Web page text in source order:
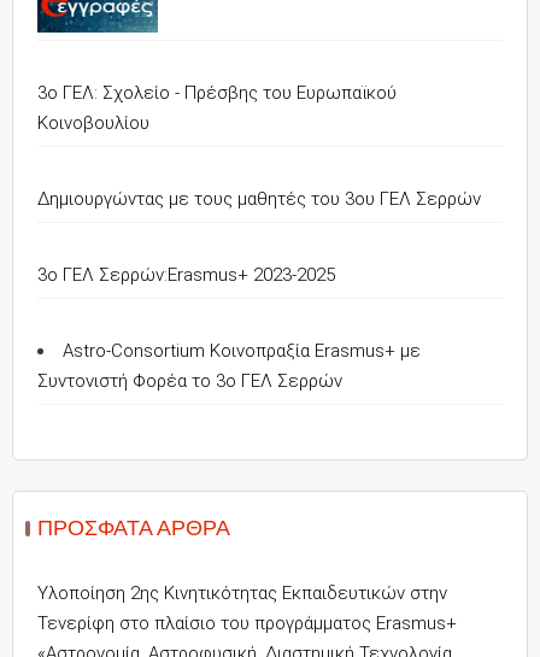
3ο ΓΕΛ: Σχολείο - Πρέσβης του Ευρωπαϊκού
Κοινοβουλίου
Δημιουργώντας με τους μαθητές του 3ου ΓΕΛ Σερρών
3o ΓΕΛ Σερρών:Erasmus+ 2023-2025
Astro-Consortium Κοινοπραξία Erasmus+ με
Συντονιστή Φορέα το 3ο ΓΕΛ Σερρών
ΠΡΌΣΦΑΤΑ ΆΡΘΡΑ
Υλοποίηση 2ης Κινητικότητας Εκπαιδευτικών στην
Τενερίφη στο πλαίσιο του προγράμματος Erasmus+